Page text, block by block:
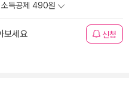
소득공제 490원
보세요 신청